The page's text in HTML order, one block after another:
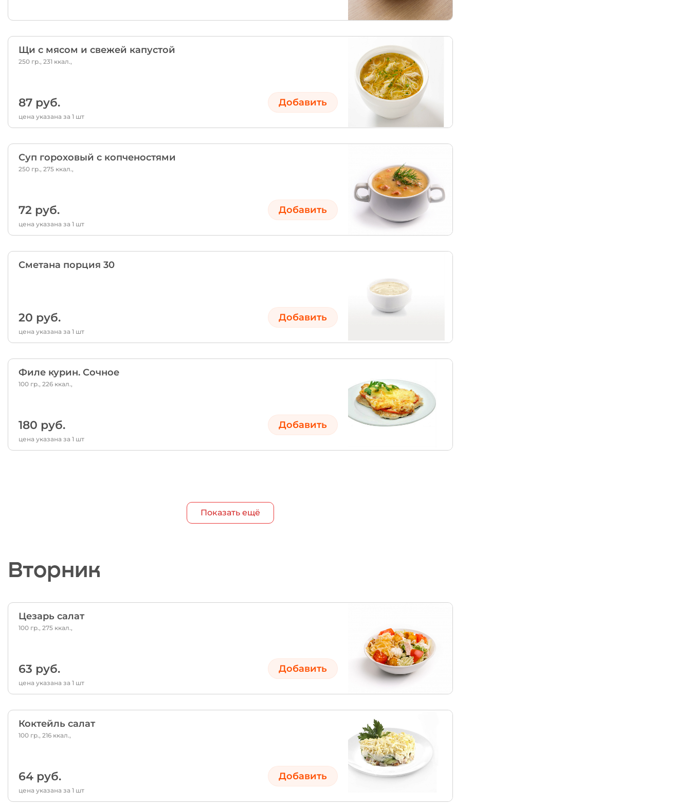
Щи с мясом и свежей капустой
250 гр., 231 ккал.,
87 руб. Добавить
цена указана за 1 шт
Суп гороховый с копченостями
250 гр., 275 ккал.,
72 руб. Добавить
цена указана за 1 шт
Сметана порция 30
20 руб. Добавить
цена указана за 1 шт
Филе курин. Сочное
100 гр., 226 ккал.,
180 руб. Добавить
цена указана за 1 шт
Показать ещё
Вторник
Цезарь салат
100 гр., 275 ккал.,
63 руб. Добавить
цена указана за 1 шт
Коктейль салат
100 гр., 216 ккал.,
64 руб. Добавить
цена указана за 1 шт